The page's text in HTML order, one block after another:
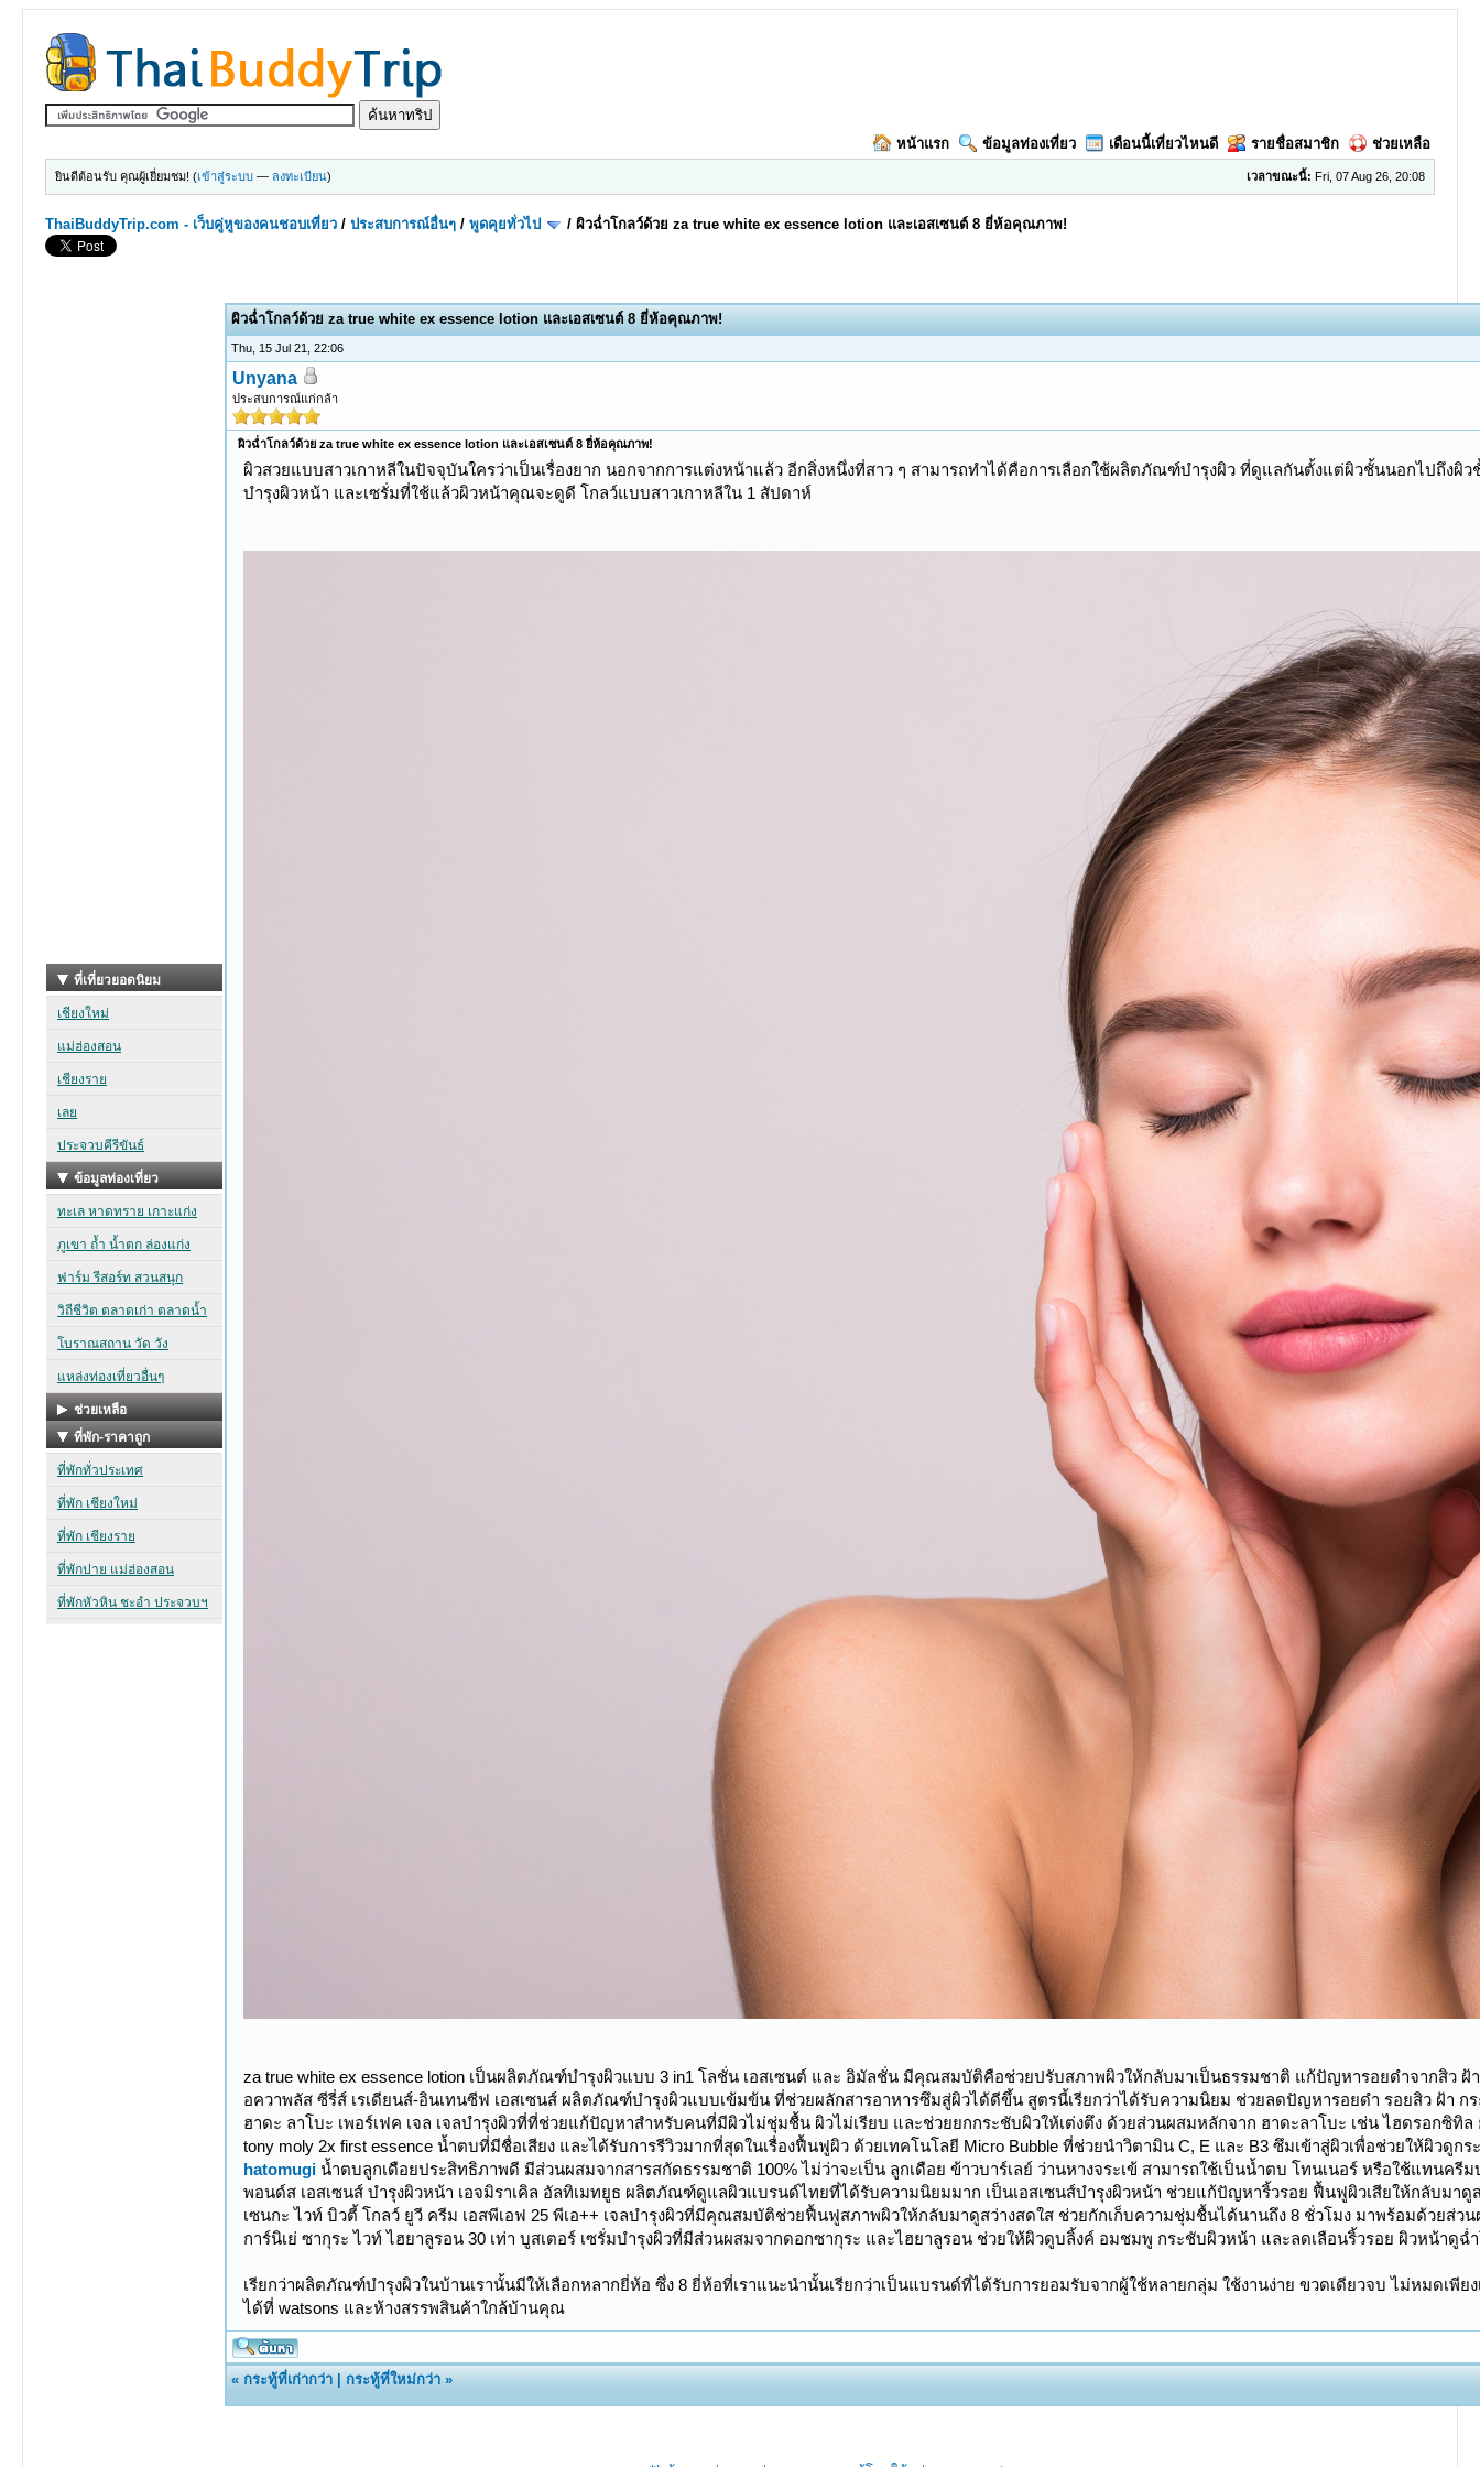
หน้าแรก ข้อมูลท่องเที่ยว เดือนนี้เที่ยวไหนดี รายชื่อสมาชิก ช่วยเหลือ
เวลาขณะนี้: Fri, 07 Aug 26, 20:08
ยินดีต้อนรับ คุณผู้เยี่ยมชม! (เข้าสู่ระบบ — ลงทะเบียน)
ThaiBuddyTrip.com - เว็บคู่หูของคนชอบเที่ยว /ประสบการณ์อื่นๆ /พูดคุยทั่วไป /ผิวฉ่ำโกลว์ด้วย za true white ex essence lotion และเอสเซนต์ 8 ยี่ห้อคุณภาพ!
ผิวฉ่ำโกลว์ด้วย za true white ex essence lotion และเอสเซนต์ 8 ยี่ห้อคุณภาพ!
Thu, 15 Jul 21, 22:06
Unyana
ประสบการณ์แก่กล้า
ผิวฉ่ำโกลว์ด้วย za true white ex essence lotion และเอสเซนต์ 8 ยี่ห้อคุณภาพ!
ผิวสวยแบบสาวเกาหลีในปัจจุบันใครว่าเป็นเรื่องยาก นอกจากการแต่งหน้าแล้ว อีกสิ่งหนึ่งที่สาว ๆ สามารถทำได้คือการเลือกใช้ผลิตภัณฑ์บำรุงผิว ที่ดูแลกันตั้งแต่ผิวชั้นนอกไปถึ
บำรุงผิวหน้า และเซรั่มที่ใช้แล้วผิวหน้าคุณจะดูดี โกลว์แบบสาวเกาหลีใน 1 สัปดาห์
za true white ex essence lotion เป็นผลิตภัณฑ์บำรุงผิวแบบ 3 in1 โลชั่น เอสเซนต์ และ อิมัลชั่น มีคุณสมบัติคือช่วยปรับสภาพผิวให้กลับมาเป็นธรรมชาติ แก้ปัญหารอยดำจากสิว ฝ้
อควาพลัส ซีรี่ส์ เรเดียนส์-อินเทนซีฟ เอสเซนส์ ผลิตภัณฑ์บำรุงผิวแบบเข้มข้น ที่ช่วยผลักสารอาหารซึมสู่ผิวได้ดีขึ้น สูตรนี้เรียกว่าได้รับความนิยม ช่วยลดปัญหารอยดำ รอยสิว ฝ้า
ฮาดะ ลาโบะ เพอร์เฟค เจล เจลบำรุงผิวที่ที่ช่วยแก้ปัญหาสำหรับคนที่มีผิวไม่ชุ่มชื้น ผิวไม่เรียบ และช่วยยกกระชับผิวให้เต่งตึง ด้วยส่วนผสมหลักจาก ฮาดะลาโบะ เช่น ไฮดรอกซิ
tony moly 2x first essence น้ำตบที่มีชื่อเสียง และได้รับการรีวิวมากที่สุดในเรื่องฟื้นฟูผิว ด้วยเทคโนโลยี Micro Bubble ที่ช่วยนำวิตามิน C, E และ B3 ซึมเข้าสู่ผิวเพื่อช่วยให้ผิ
hatomugi น้ำตบลูกเดือยประสิทธิภาพดี มีส่วนผสมจากสารสกัดธรรมชาติ 100% ไม่ว่าจะเป็น ลูกเดือย ข้าวบาร์เลย์ ว่านหางจระเข้ สามารถใช้เป็นน้ำตบ โทนเนอร์ หรือใช้แท
พอนด์ส เอสเซนส์ บำรุงผิวหน้า เอจมิราเคิล อัลทิเมทยูธ ผลิตภัณฑ์ดูแลผิวแบรนด์ไทยที่ได้รับความนิยมมาก เป็นเอสเซนส์บำรุงผิวหน้า ช่วยแก้ปัญหาริ้วรอย ฟื้นฟูผิวเสียให้กลับมา
เซนกะ ไวท์ บิวตี้ โกลว์ ยูวี ครีม เอสพีเอฟ 25 พีเอ++ เจลบำรุงผิวที่มีคุณสมบัติช่วยฟื้นฟูสภาพผิวให้กลับมาดูสว่างสดใส ช่วยกักเก็บความชุ่มชื้นได้นานถึง 8 ชั่วโมง มาพร้อมด้วยส่ว
การ์นิเย่ ซากุระ ไวท์ ไฮยาลูรอน 30 เท่า บูสเตอร์ เซรั่มบำรุงผิวที่มีส่วนผสมจากดอกซากุระ และไฮยาลูรอน ช่วยให้ผิวดูบลิ้งค์ อมชมพู กระชับผิวหน้า และลดเลือนริ้วรอย ผิวหน้าดูฉ่
เรียกว่าผลิตภัณฑ์บำรุงผิวในบ้านเรานั้นมีให้เลือกหลากยี่ห้อ ซึ่ง 8 ยี่ห้อที่เราแนะนำนั้นเรียกว่าเป็นแบรนด์ที่ได้รับการยอมรับจากผู้ใช้หลายกลุ่ม ใช้งานง่าย ขวดเดียวจบ ไม่หมดเ
ได้ที่ watsons และห้างสรรพสินค้าใกล้บ้านคุณ
«กระทู้ที่เก่ากว่า |กระทู้ที่ใหม่กว่า »